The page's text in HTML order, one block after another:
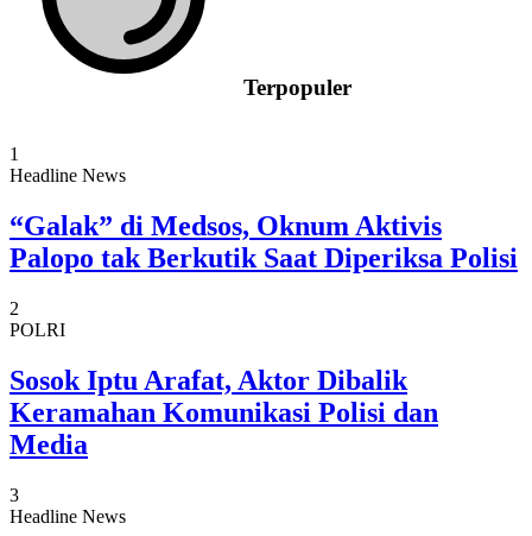
Terpopuler
1
Headline News
“Galak” di Medsos, Oknum Aktivis
Palopo tak Berkutik Saat Diperiksa Polisi
2
POLRI
Sosok Iptu Arafat, Aktor Dibalik
Keramahan Komunikasi Polisi dan
Media
3
Headline News